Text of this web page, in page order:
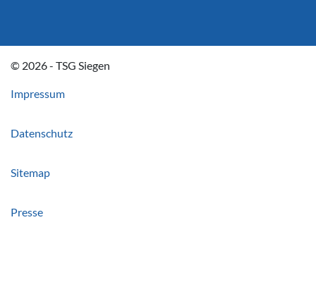
© 2026 - TSG Siegen
Impressum
Datenschutz
Sitemap
Presse